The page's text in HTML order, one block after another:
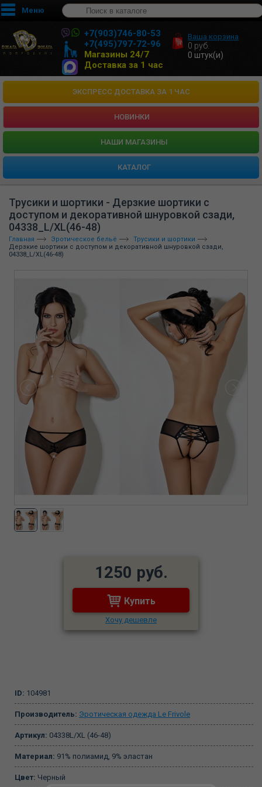
Меню
+7(903)746-80-53
+7(495)797-72-96
Магазины 24/7
Доставка за 1 час
Ваша корзина
0 руб.
0 штук(и)
ЭКСПРЕСС ДОСТАВКА ЗА 1 ЧАС
НОВИНКИ
HАШИ МАГАЗИНЫ
КАТАЛОГ
Трусики и шортики - Дерзкие шортики с
доступом и декоративной шнуровкой сзади,
04338_L/XL(46-48)
Главная Эротическое бельё
Трусики и шортики
Дерзкие шортики с доступом и декоративной шнуровкой сзади,
04338_L/XL(46-48)
1250 руб.
Купить
Хочу дешевле
ID: 104981
Производитель: Эротическая одежда Le Frivole
Артикул: 04338L/XL (46-48)
Материал: 91% полиамид, 9% эластан
Цвет: Черный